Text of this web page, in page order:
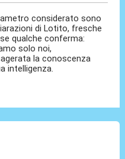
considerato sono
di Lotito, fresche
qualche conferma:
solo noi,
la conoscenza
intelligenza.